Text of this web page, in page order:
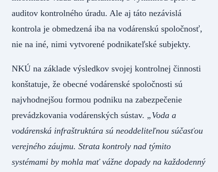
auditov kontrolného úradu. Ale aj táto nezávislá
kontrola je obmedzená iba na vodárenskú spoločnosť,
nie na iné, nimi vytvorené podnikateľské subjekty.
NKÚ na základe výsledkov svojej kontrolnej činnosti
konštatuje, že obecné vodárenské spoločnosti sú
najvhodnejšou formou podniku na zabezpečenie
prevádzkovania vodárenských sústav. „Voda a
vodárenská infraštruktúra sú neoddeliteľnou súčasťou
verejného záujmu. Strata kontroly nad týmito
systémami by mohla mať vážne dopady na každodenný